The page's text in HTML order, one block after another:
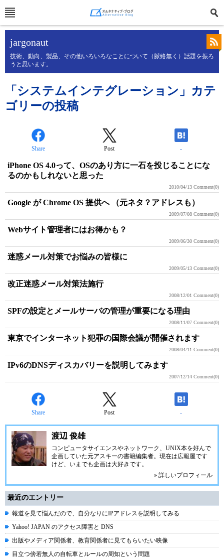
jargonaut
技術、動向、製品、その他いろいろなことについて（脈絡無く）話題を振ろ
うと思います。
「システムインテグレーション」カテ
ゴリーの投稿
Share Post -
iPhone OS 4.0って、OSのあり方に一石を投じることにな
るのかもしれないと思った
2010/04/13 Comment(0)
Google が Chrome OS 提供へ （元ネタ？アドレスも）
2009/07/08 Comment(0)
Webサイト管理者にはお得かも？
2009/06/30 Comment(0)
迷惑メール対策でお悩みの皆様に
2009/05/13 Comment(0)
改正迷惑メール対策法施行
2008/12/01 Comment(0)
SPFの設定とメールサーバの管理が重要になる理由
2008/11/07 Comment(0)
東京でインターネット犯罪の国際会議が開催されます
2008/04/11 Comment(0)
IPv6のDNSディスカバリーを説明してみます
2007/12/14 Comment(0)
Share Post -
渡辺 俊雄
コンピュータサイエンスやネットワーク、UNIX本を好んで
企画していた元アスキーの書籍編集者。現在は広報屋です
けど、いまでも企画は大好きです。
» 詳しいプロフィール
最近のエントリー
報道を見て悩んだので、自分なりにIPアドレスを説明してみる
Yahoo! JAPAN のアクセス障害と DNS
出版やメディア関係者、教育関係者に見てもらいたい映像
目立つ傍若無人の自転車とルールの周知という問題